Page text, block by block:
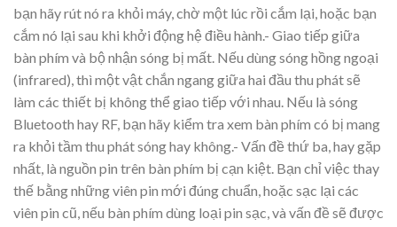
bạn hãy rút nó ra khỏi máy, chờ một lúc rồi cắm lại, hoặc bạn
cắm nó lại sau khi khởi động hệ điều hành.- Giao tiếp giữa
bàn phím và bộ nhận sóng bị mất. Nếu dùng sóng hồng ngoại
(infrared), thì một vật chắn ngang giữa hai đầu thu phát sẽ
làm các thiết bị không thể giao tiếp với nhau. Nếu là sóng
Bluetooth hay RF, bạn hãy kiểm tra xem bàn phím có bị mang
ra khỏi tầm thu phát sóng hay không.- Vấn đề thứ ba, hay gặp
nhất, là nguồn pin trên bàn phím bị cạn kiệt. Bạn chỉ việc thay
thế bằng những viên pin mới đúng chuẩn, hoặc sạc lại các
viên pin cũ, nếu bàn phím dùng loại pin sạc, và vấn đề sẽ được